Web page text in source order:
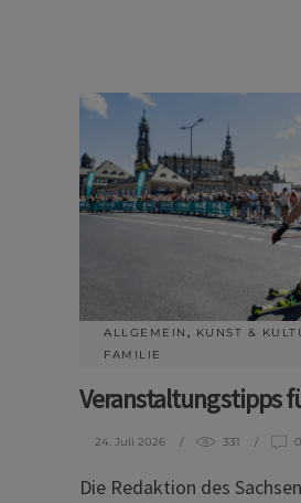
ALLGEMEIN , KUNST &
FAMILIE
Veranstaltungstipps
24. Juli 2026 331
Die Redaktion des